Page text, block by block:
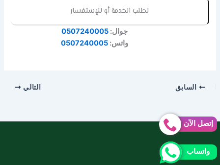
لطلب الخدمة أو للإستفسار
جوال:0507240005
واتس:0507240005
السابق التالي
إتصل الآن
واتساب